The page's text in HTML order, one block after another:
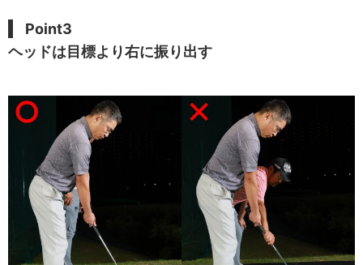
Point3
ヘッドは目標より右に振り出す